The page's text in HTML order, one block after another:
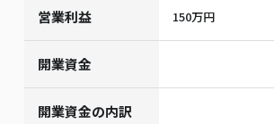
営業利益 150万円
開業資金
開業資金の内訳